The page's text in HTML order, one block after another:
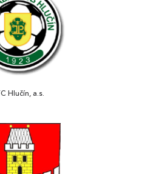
Hlučín, a.s.